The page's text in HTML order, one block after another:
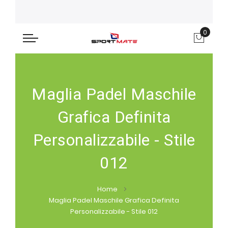
0
Maglia Padel Maschile
Grafica Definita
Personalizzabile - Stile
012
Home
Maglia Padel Maschile Grafica Definita
Personalizzabile - Stile 012